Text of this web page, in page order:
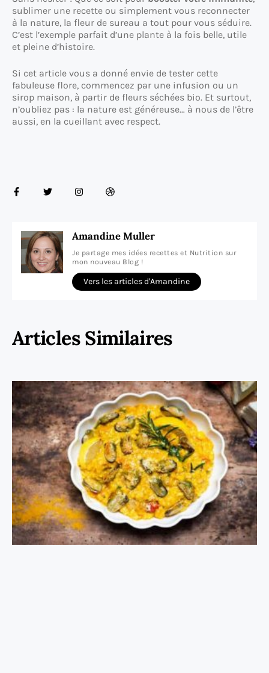
sublimer une recette ou simplement vous reconnecter
à la nature, la fleur de sureau a tout pour vous séduire.
C’est l’exemple parfait d’une plante à la fois belle, utile
et pleine d’histoire.
Si cet article vous a donné envie de tester cette
fabuleuse flore, commencez par une infusion ou un
sirop maison, à partir de fleurs séchées bio. Et surtout,
n’oubliez pas : la nature est généreuse… à nous de l’être
aussi, en la cueillant avec respect.
Amandine Muller
Je partage mes idées recettes et Nutrition sur
mon nouveau Blog !
Vers les articles d'Amandine
Articles Similaires